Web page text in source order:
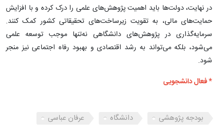
در نهایت، دولت‌ها باید اهمیت پژوهش‌های علمی را درک کرده و با افزایش
حمایت‌های مالی، به تقویت زیرساخت‌های تحقیقاتی کشور کمک کنند.
سرمایه‌گذاری در پژوهش‌های دانشگاهی نه‌تنها موجب توسعه علمی
می‌شود، بلکه می‌تواند به رشد اقتصادی و بهبود رفاه اجتماعی نیز منجر
شود.
* فعال دانشجویی
بودجه پژوهشی دانشگاه
عرفان عباسی